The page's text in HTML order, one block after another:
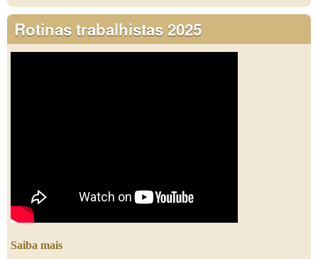
Rotinas trabalhistas 2025
Saiba mais